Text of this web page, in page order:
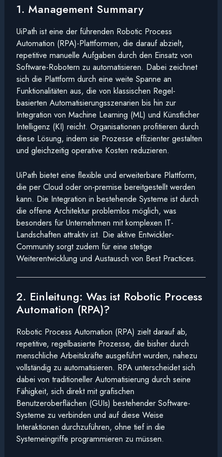
1. Management Summary
UiPath ist eine der führenden Robotic Process
Automation (RPA)-Plattformen, die darauf abzielt,
repetitive manuelle Aufgaben durch den Einsatz von
Software-Robotern zu automatisieren. Dabei zeichnet
sich die Plattform durch eine weite Spanne an
Funktionalitäten aus, die von klassischen Regel-
basierten Automatisierungsszenarien bis hin zur
Integration von Machine Learning (ML) und Künstlicher
Intelligenz (KI) reicht. Organisationen profitieren durch
diese Lösung, indem sie Prozesse effizienter gestalten
und gleichzeitig operative Kosten reduzieren.
UiPath bietet eine flexible und erweiterbare Plattform,
die per Cloud oder on-premise bereitgestellt werden
kann. Die Integration in bestehende Systeme ist durch
die offene Architektur problemlos möglich, was
besonders für Unternehmen mit komplexen IT-
Landschaften attraktiv ist. Die aktive Entwickler-
Community sorgt zudem für eine stetige
Weiterentwicklung und Austausch von Best Practices.
2. Einleitung: Was ist Robotic Process
Automation (RPA)?
Robotic Process Automation (RPA) zielt darauf ab,
repetitive, regelbasierte Prozesse, die bisher durch
menschliche Arbeitskräfte ausgeführt wurden, nahezu
vollständig zu automatisieren. RPA unterscheidet sich
dabei von traditioneller Automatisierung durch seine
Fähigkeit, sich direkt mit grafischen
Benutzeroberflächen (GUIs) bestehender Software-
Systeme zu verbinden und auf diese Weise
Interaktionen durchzuführen, ohne tief in die
Systemeingriffe programmieren zu müssen.